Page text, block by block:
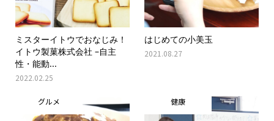
ミスターイトウでおなじみ！
イトウ製菓株式会社 –自主
性・能動...
2022.02.25
はじめての小美玉
2021.08.27
グルメ 健康